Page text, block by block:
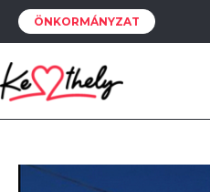
ÖNKORMÁNYZAT